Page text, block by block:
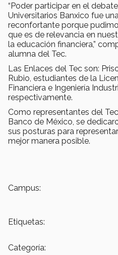
“Poder participar en el
Universitarios Banxico fue
reconfortante porque
que es de relevancia en
la educación financiera,”
alumna del Tec.
Las Enlaces del Tec son:
Rubio, estudiantes de la
Financiera e Ingeniería
respectivamente.
Como representantes del
Banco de México, se
sus posturas para
mejor manera posible.
Campus:
Etiquetas:
Categoría: